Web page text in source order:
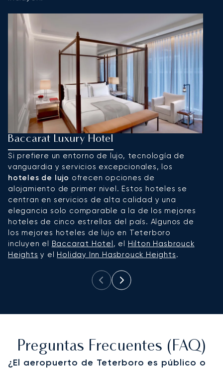
Baccarat Luxury Hotel
Si prefiere un entorno de lujo, tecnología de
vanguardia y servicios excepcionales, los
hoteles de lujo ofrecen opciones de
alojamiento de primer nivel. Estos hoteles se
centran en servicios de alta calidad y una
elegancia solo comparable a la de los mejores
hoteles de cinco estrellas del país. Algunos de
los mejores hoteles de lujo en Teterboro
incluyen el Baccarat Hotel, el Hilton Hasbrouck
Heights y el Holiday Inn Hasbrouck Heights.
Preguntas Frecuentes (FAQ)
¿El aeropuerto de Teterboro es público o